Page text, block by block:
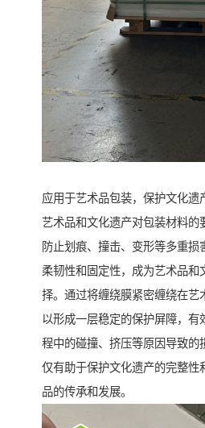
应用于艺术品包装，保护文化遗
艺术品和文化遗产对包装材料的
防止划痕、撞击、变形等多重损
柔韧性和固定性，成为艺术品和
择。通过将缠绕膜紧密缠绕在艺
以形成一层稳定的保护屏障，有
程中的碰撞、挤压等原因导致的
仅有助于保护文化遗产的完整性
品的传承和发展。